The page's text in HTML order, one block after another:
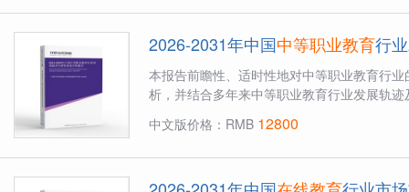
2026-2031年中国中等职业教育行
本报告前瞻性、适时性地对中等职业教育行
析，并结合多年来中等职业教育行业发展轨
中文版价格：RMB 12800